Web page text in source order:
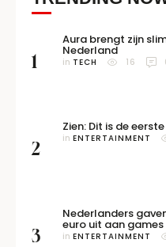
1
Aura brengt zijn
Nederland
in TECH 16
2
Zien: Dit is de
in ENTERTAINMENT
3
Nederlanders
euro uit aan games
in ENTERTAINMENT